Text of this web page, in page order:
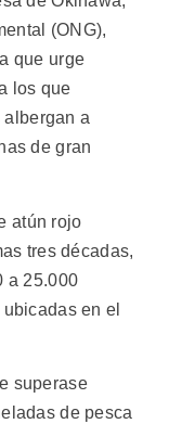
(ONG),
que urge
los que
albergan a
de gran
atún rojo
tres décadas,
a 25.000
en el
superase
de pesca